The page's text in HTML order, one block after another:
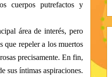
cuerpos putrefactos y
área de interés, pero
que repeler a los muertos
precisamente. En fin,
sus íntimas aspiraciones.